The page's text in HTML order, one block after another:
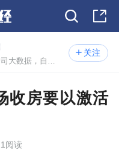
关注
收房要以激活
阅读